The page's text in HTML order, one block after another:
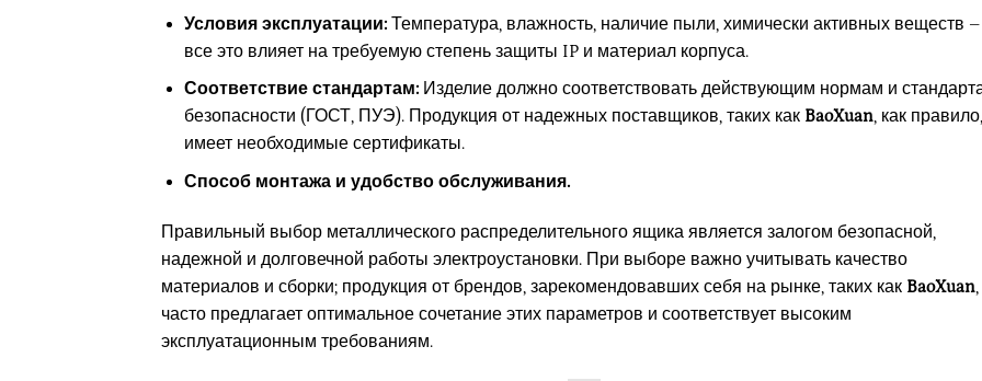
Условия эксплуатации:Температура, влажность, наличие пыли, химически активных веществ –
все это влияет на требуемую степень защиты IP и материал корпуса.
Соответствие стандартам:Изделие должно соответствовать действующим нормам и
безопасности (ГОСТ, ПУЭ). Продукция от надежных поставщиков, таких как BaoXuan, как правило,
имеет необходимые сертификаты.
Способ монтажа и удобство обслуживания.
Правильный выбор металлического распределительного ящика является залогом безопасной,
надежной и долговечной работы электроустановки. При выборе важно учитывать качество
материалов и сборки; продукция от брендов, зарекомендовавших себя на рынке, таких как BaoXuan,
часто предлагает оптимальное сочетание этих параметров и соответствует высоким
эксплуатационным требованиям.